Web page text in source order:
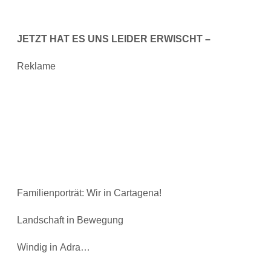
JETZT HAT ES UNS LEIDER ERWISCHT –
Reklame
Familienporträt: Wir in Cartagena!
Landschaft in Bewegung
Windig in Adra…